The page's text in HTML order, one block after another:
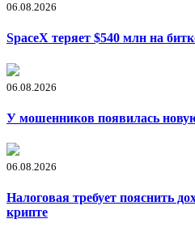
06.08.2026
SpaceX теряет $540 млн на
06.08.2026
У мошенников появилась
06.08.2026
Налоговая требует пояснить
крипте